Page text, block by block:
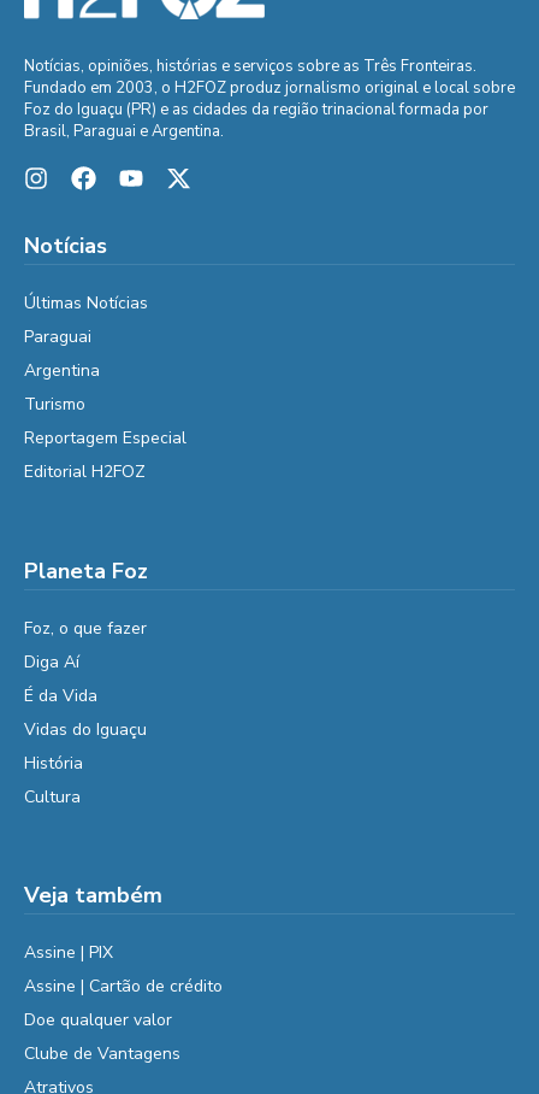
Notícias, opiniões, histórias e serviços sobre as Três Fronteiras.
Fundado em 2003, o H2FOZ produz jornalismo original e local sobre
Foz do Iguaçu (PR) e as cidades da região trinacional formada por
Brasil, Paraguai e Argentina.
Notícias
Últimas Notícias
Paraguai
Argentina
Turismo
Reportagem Especial
Editorial H2FOZ
Planeta Foz
Foz, o que fazer
Diga Aí
É da Vida
Vidas do Iguaçu
História
Cultura
Veja também
Assine | PIX
Assine | Cartão de crédito
Doe qualquer valor
Clube de Vantagens
Atrativos